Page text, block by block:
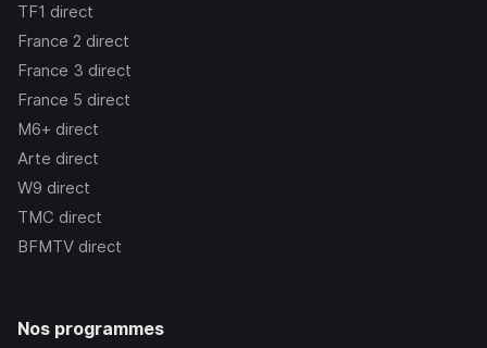
TF1 direct
France 2 direct
France 3 direct
France 5 direct
M6+ direct
Arte direct
W9 direct
TMC direct
BFMTV direct
Nos programmes